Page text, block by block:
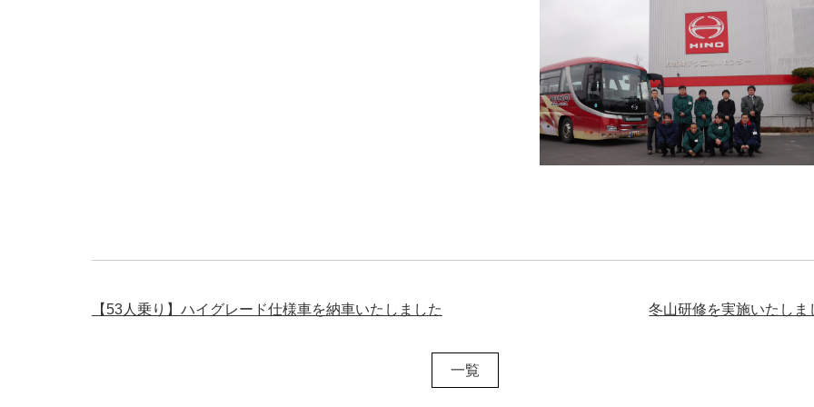
冬山研修を実施いたしま
【53人乗り】ハイグレード仕様車を納車いたしました
一覧